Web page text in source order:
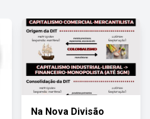
Na Nova Divisão